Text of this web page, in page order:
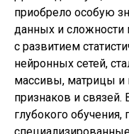
приобрело особую
данных и сложности
с развитием
нейронных сетей,
массивы, матрицы и
признаков и связей.
глубокого обучения,